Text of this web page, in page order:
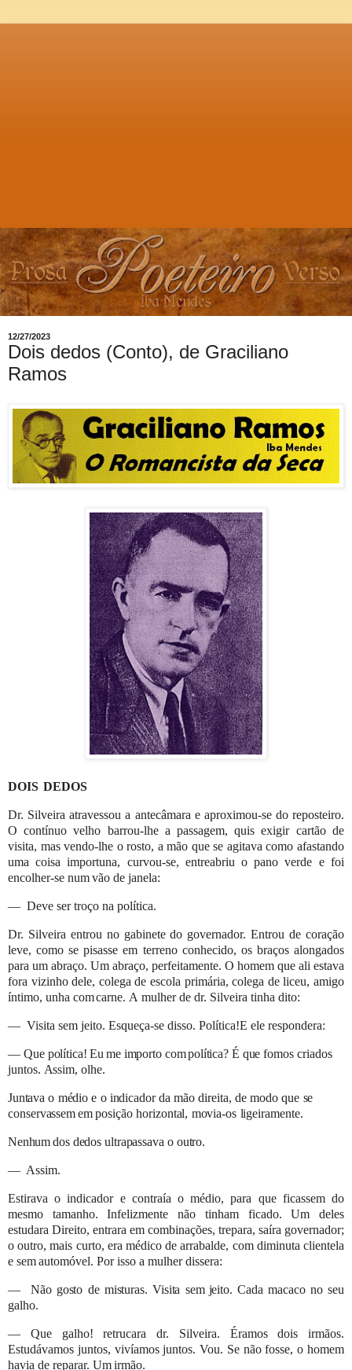
12/27/2023
Dois dedos (Conto), de Graciliano
Ramos
DOIS DEDOS
Dr. Silveira atravessou a antecâmara e aproximou-se do reposteiro.
O contínuo velho barrou-lhe a passagem, quis exigir cartão de
visita, mas vendo-lhe o rosto, a mão que se agitava como afastando
uma coisa importuna, curvou-se, entreabriu o pano verde e foi
encolher-se numvão de janela:
— Deve ser troço na política.
Dr. Silveira entrou no gabinete do governador. Entrou de coração
leve, como se pisasse em terreno conhecido, os braços alongados
para um abraço. Um abraço, perfeitamente. O homem que ali estava
fora vizinho dele, colega de escola primária, colega de liceu, amigo
íntimo, unha comcarne. A mulher de dr. Silveira tinha dito:
— Visita sem jeito. Esqueça-se disso. Política!E ele respondera:
— Que política! Eu me importo compolítica? É que fomos criados
juntos. Assim, olhe.
Juntava o médio e o indicador da mão direita, de modo que se
conservassememposição horizontal, movia-os ligeiramente.
Nenhumdos dedos ultrapassava o outro.
— Assim.
Estirava o indicador e contraía o médio, para que ficassem do
mesmo tamanho. Infelizmente não tinham ficado. Um deles
estudara Direito, entrara em combinações, trepara, saíra governador;
o outro, mais curto, era médico de arrabalde, com diminuta clientela
e semautomóvel. Por isso a mulher dissera:
— Não gosto de misturas. Visita sem jeito. Cada macaco no seu
galho.
— Que galho! retrucara dr. Silveira. Éramos dois irmãos.
Estudávamos juntos, vivíamos juntos. Vou. Se não fosse, o homem
havia de reparar. Umirmão.